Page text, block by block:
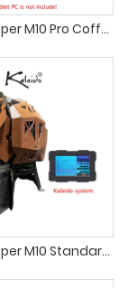
Kaleido Sniper M10 Pro Coffee Roaster torrador de café hottop a
Kaleido Sniper M10 Standard Coffee Roaster Torrador de café de 1kg para cafeteria